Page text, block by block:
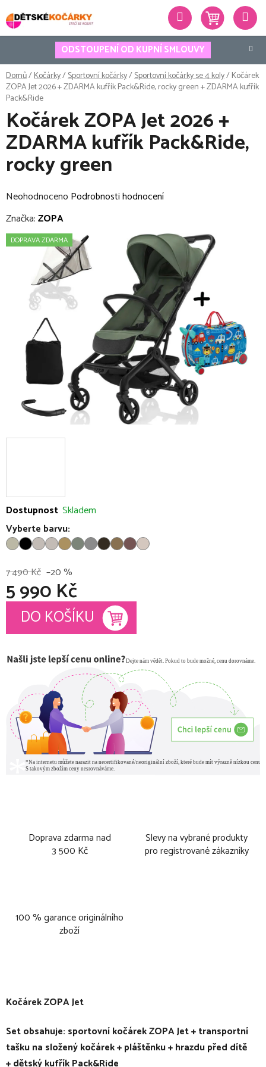
na
obsah
ODSTOUPENÍ OD KUPNÍ SMLOUVY
Hledat
Domů/Kočárky/Sportovní kočárky/Sportovní kočárky se 4 koly/Kočárek
ZOPA Jet 2026 + ZDARMA kufřík Pack&Ride, rocky green+ ZDARMA kufřík
Pack&Ride
Dostupnost Skladem
Vyberte barvu:
7 490 Kč –20 %
5 990 Kč
Měrná cena:
DO KOŠÍKU
Doprava zdarma nad
3 500 Kč
Slevy na vybrané produkty
pro registrované zákazníky
100 % garance originálního
zboží
Kočárek ZOPA Jet 2026 +
ZDARMA kufřík Pack&Ride,
rocky green
Průměrné
hodnocení
je
hvězdiček.
Neohodnoceno Podrobnosti hodnocení
Značka:ZOPA
DOPRAVA ZDARMA
Kočárek ZOPA Jet
Set obsahuje: sportovní kočárek ZOPA Jet + transportní
tašku na složený kočárek + pláštěnku + hrazdu před dítě
+ dětský kufřík Pack&Ride